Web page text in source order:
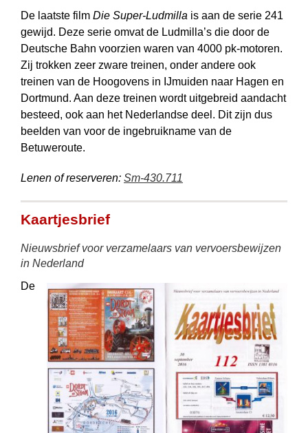
De laatste film Die Super-Ludmilla is aan de serie 241
gewijd. Deze serie omvat de Ludmilla’s die door de
Deutsche Bahn voorzien waren van 4000 pk-motoren.
Zij trokken zeer zware treinen, onder andere ook
treinen van de Hoogovens in IJmuiden naar Hagen en
Dortmund. Aan deze treinen wordt uitgebreid aandacht
besteed, ook aan het Nederlandse deel. Dit zijn dus
beelden van voor de ingebruikname van de
Betuweroute.
Lenen of reserveren: Sm-430.711
Kaartjesbrief
Nieuwsbrief voor verzamelaars van vervoersbewijzen
in Nederland
De